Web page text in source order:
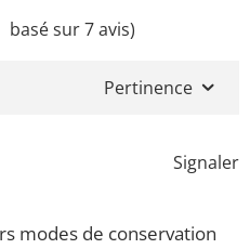
basé sur 7 avis)
Pertinence
Signaler
modes de conservation